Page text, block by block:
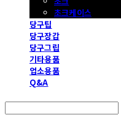
초크케이스
당구팁
당구장갑
당구그립
기타용품
업소용품
Q&A